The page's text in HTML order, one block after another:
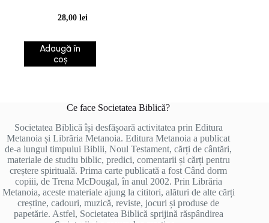
28,00lei
Adaugă în
coș
Ce face Societatea Biblică?
Societatea Biblică își desfășoară activitatea prin Editura
Metanoia și Librăria Metanoia. Editura Metanoia a publicat
de-a lungul timpului Biblii, Noul Testament, cărți de cântări,
materiale de studiu biblic, predici, comentarii și cărți pentru
creștere spirituală. Prima carte publicată a fost Când dorm
copiii, de Trena McDougal, în anul 2002. Prin Librăria
Metanoia, aceste materiale ajung la cititori, alături de alte cărți
creștine, cadouri, muzică, reviste, jocuri și produse de
papetărie. Astfel, Societatea Biblică sprijină răspândirea